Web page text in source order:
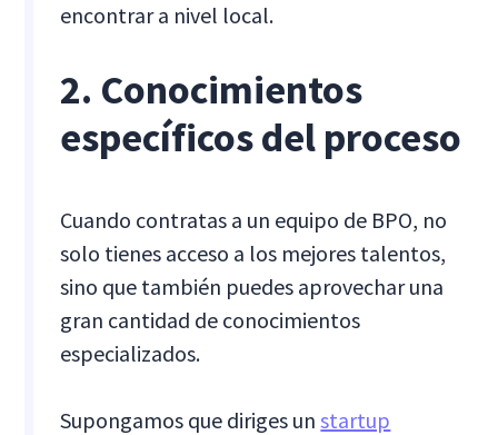
encontrar a nivel local.
2. Conocimientos
específicos del proceso
Cuando contratas a un equipo de BPO, no
solo tienes acceso a los mejores talentos,
sino que también puedes aprovechar una
gran cantidad de conocimientos
especializados.
Supongamos que diriges unstartup